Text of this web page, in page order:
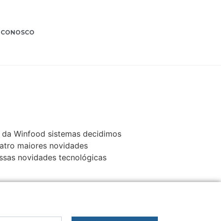
Winfood sistemas decidimos
maiores novidades
novidades tecnológicas